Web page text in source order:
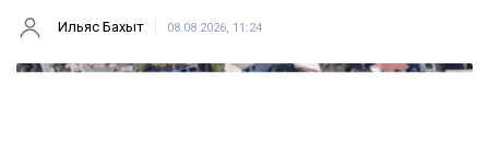
Ильяс Бахыт 08.08.2026, 11:24